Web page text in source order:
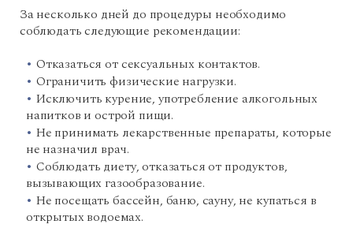
За несколько дней до процедуры необходимо
соблюдать следующие рекомендации:
Отказаться от сексуальных контактов.
Ограничить физические нагрузки.
Исключить курение, употребление алкогольных
напитков и острой пищи.
Не принимать лекарственные препараты, которые
не назначил врач.
Соблюдать диету, отказаться от продуктов,
вызывающих газообразование.
Не посещать бассейн, баню, сауну, не купаться в
открытых водоемах.